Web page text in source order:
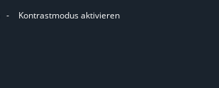
-
IKontrastmodus aktivieren